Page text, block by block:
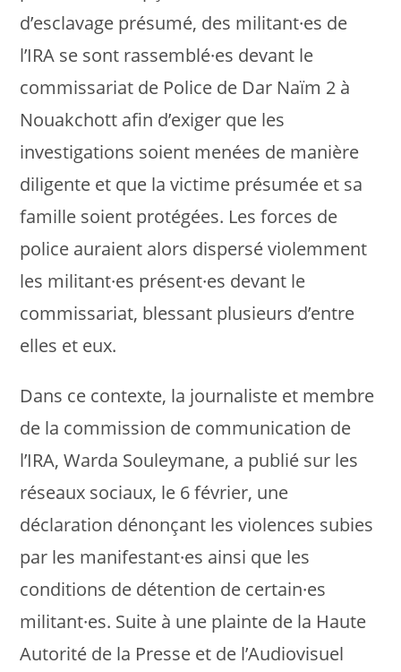
d’esclavage présumé, des militant·es de
l’IRA se sont rassemblé·es devant le
commissariat de Police de Dar Naïm 2 à
Nouakchott afin d’exiger que les
investigations soient menées de manière
diligente et que la victime présumée et sa
famille soient protégées. Les forces de
police auraient alors dispersé violemment
les militant·es présent·es devant le
commissariat, blessant plusieurs d’entre
elles et eux.
Dans ce contexte, la journaliste et membre
de la commission de communication de
l’IRA, Warda Souleymane, a publié sur les
réseaux sociaux, le 6 février, une
déclaration dénonçant les violences subies
par les manifestant·es ainsi que les
conditions de détention de certain·es
militant·es. Suite à une plainte de la Haute
Autorité de la Presse et de l’Audiovisuel